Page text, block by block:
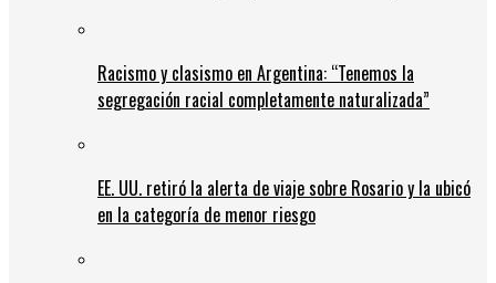
Racismo y clasismo en Argentina: “Tenemos la
segregación racial completamente naturalizada”
EE. UU. retiró la alerta de viaje sobre Rosario y la ubicó
en la categoría de menor riesgo